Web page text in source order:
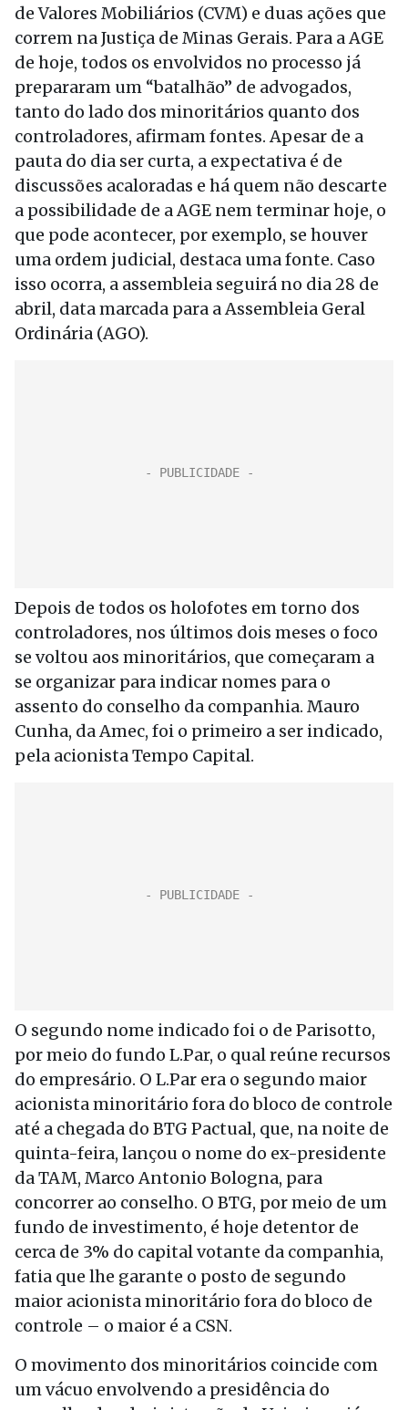
de Valores Mobiliários (CVM) e duas ações que
correm na Justiça de Minas Gerais. Para a AGE
de hoje, todos os envolvidos no processo já
prepararam um “batalhão” de advogados,
tanto do lado dos minoritários quanto dos
controladores, afirmam fontes. Apesar de a
pauta do dia ser curta, a expectativa é de
discussões acaloradas e há quem não descarte
a possibilidade de a AGE nem terminar hoje, o
que pode acontecer, por exemplo, se houver
uma ordem judicial, destaca uma fonte. Caso
isso ocorra, a assembleia seguirá no dia 28 de
abril, data marcada para a Assembleia Geral
Ordinária (AGO).
Depois de todos os holofotes em torno dos
controladores, nos últimos dois meses o foco
se voltou aos minoritários, que começaram a
se organizar para indicar nomes para o
assento do conselho da companhia. Mauro
Cunha, da Amec, foi o primeiro a ser indicado,
pela acionista Tempo Capital.
O segundo nome indicado foi o de Parisotto,
por meio do fundo L.Par, o qual reúne recursos
do empresário. O L.Par era o segundo maior
acionista minoritário fora do bloco de controle
até a chegada do BTG Pactual, que, na noite de
quinta-feira, lançou o nome do ex-presidente
da TAM, Marco Antonio Bologna, para
concorrer ao conselho. O BTG, por meio de um
fundo de investimento, é hoje detentor de
cerca de 3% do capital votante da companhia,
fatia que lhe garante o posto de segundo
maior acionista minoritário fora do bloco de
controle – o maior é a CSN.
O movimento dos minoritários coincide com
um vácuo envolvendo a presidência do